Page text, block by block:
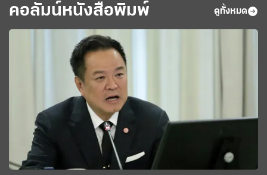
คอลัมน์หนังสือพิมพ์ ดูทั้งหมด